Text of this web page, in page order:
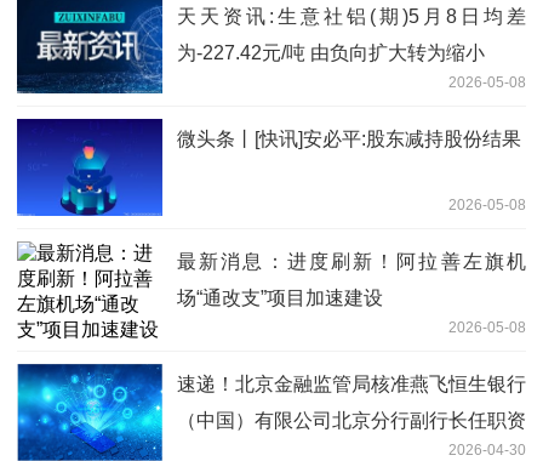
天天资讯:生意社铝(期)5月8日均差
为-227.42元/吨 由负向扩大转为缩小
2026-05-08
微头条丨[快讯]安必平:股东减持股份结果
2026-05-08
最新消息：进度刷新！阿拉善左旗机
场“通改支”项目加速建设
2026-05-08
速递！北京金融监管局核准燕飞恒生银行
（中国）有限公司北京分行副行长任职资
2026-04-30